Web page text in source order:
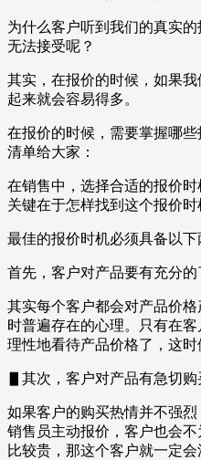
为什么客户听到我们的真实
无法接受呢？
其实，在报价的时候，如果
起来就会容易得多。
在报价的时候，需要掌握哪
清单给大家：
在销售中，选择合适的报价
关键在于怎样找到这个报价时
最佳的报价时机必须具备以下
首先，客户对产品要有充分的
其实每个客户都会对产品价
时普遍存在的心理。只有在
理性地看待产品价格了，这时
▋其次，客户对产品有急切购
如果客户的购买热情并不强
销售员主动报价，客户也会
比较贵，那这个客户就一定会